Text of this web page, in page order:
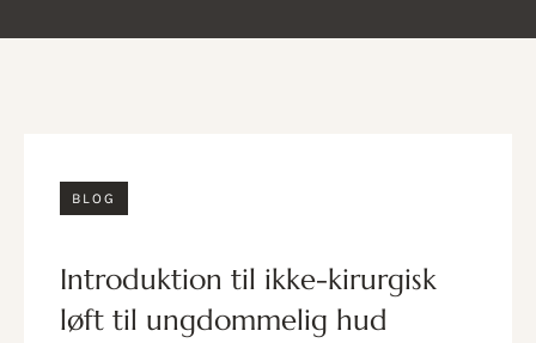
BLOG
introduktion til ikke-kirurgisk
løft til ungdommelig hud